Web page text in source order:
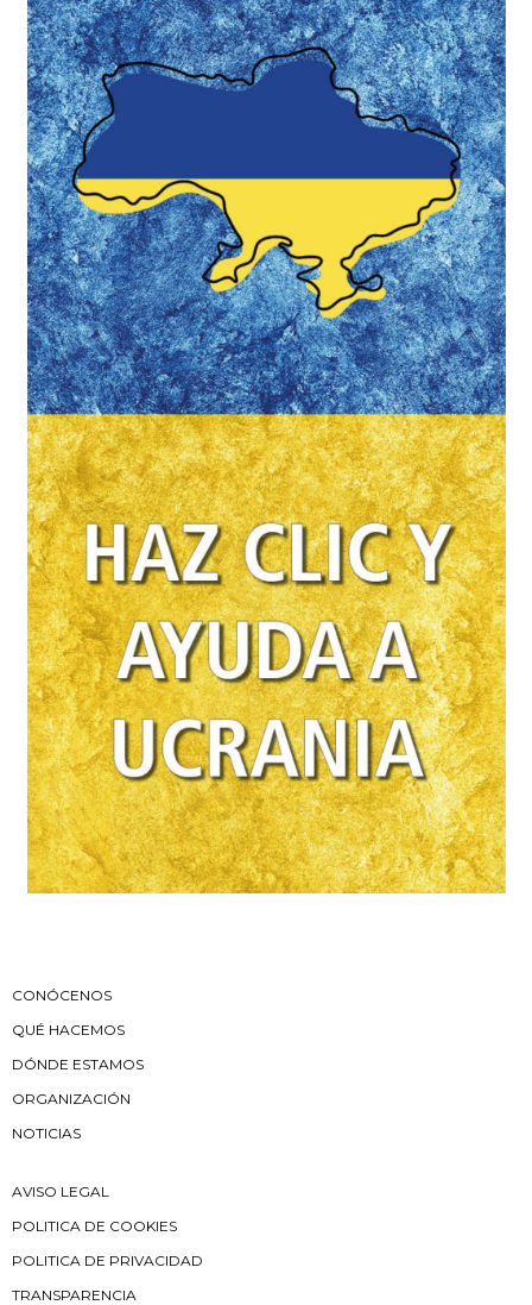
CONÓCENOS
QUÉ HACEMOS
DÓNDE ESTAMOS
ORGANIZACIÓN
NOTICIAS
AVISO LEGAL
POLITICA DE COOKIES
POLITICA DE PRIVACIDAD
TRANSPARENCIA